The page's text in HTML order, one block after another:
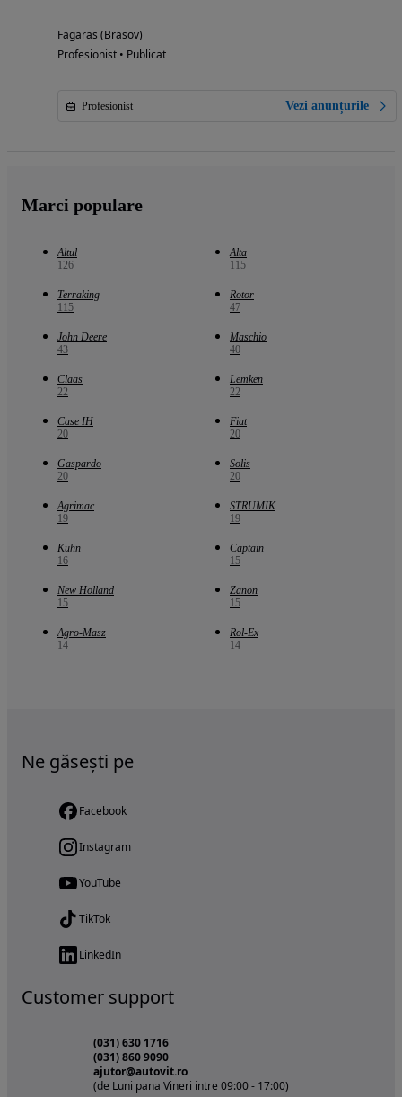
Fagaras (Brasov)
Profesionist • Publicat
Profesionist Vezi anunțurile
Marci populare
Altul
126
Alta
115
Terraking
115
Rotor
47
John Deere
43
Maschio
40
Claas
22
Lemken
22
Case IH
20
Fiat
20
Gaspardo
20
Solis
20
Agrimac
19
STRUMIK
19
Kuhn
16
Captain
15
New Holland
15
Zanon
15
Agro-Masz
14
Rol-Ex
14
Ne găsești pe
Facebook
Instagram
YouTube
TikTok
LinkedIn
Customer support
(031) 630 1716
(031) 860 9090
ajutor@autovit.ro
(de Luni pana Vineri intre 09:00 - 17:00)